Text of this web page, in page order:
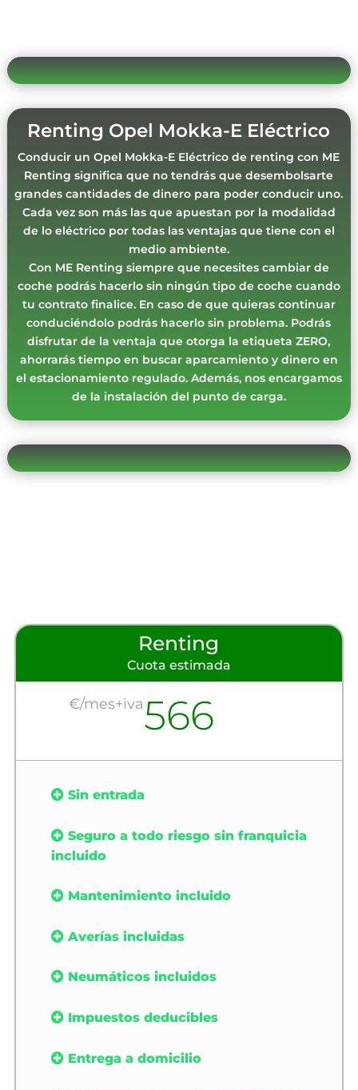
Renting Opel Mokka-E Eléctrico
Conducir un Opel Mokka-E Eléctrico de renting con ME
Renting significa que no tendrás que desembolsarte
grandes cantidades de dinero para poder conducir uno.
Cada vez son más las que apuestan por la modalidad
de lo eléctrico por todas las ventajas que tiene con el
medio ambiente.
Con ME Renting siempre que necesites cambiar de
coche podrás hacerlo sin ningún tipo de coche cuando
tu contrato finalice. En caso de que quieras continuar
conduciéndolo podrás hacerlo sin problema. Podrás
disfrutar de la ventaja que otorga la etiqueta ZERO,
ahorrarás tiempo en buscar aparcamiento y dinero en
el estacionamiento regulado. Además, nos encargamos
de la instalación del punto de carga.
Renting
Cuota estimada
€/mes+iva566
Sin entrada
Seguro a todo riesgo sin franquicia
incluido
Mantenimiento incluido
Averías incluidas
Neumáticos incluidos
Impuestos deducibles
Entrega a domicilio